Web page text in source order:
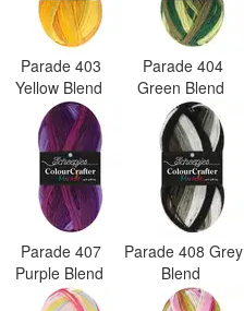
Parade 403
Yellow Blend
Parade 404
Green Blend
Parade 407
Purple Blend
Parade 408 Grey
Blend